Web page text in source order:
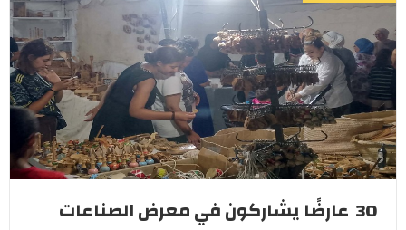
30 عارضًا يشاركون في معرض الصناعات